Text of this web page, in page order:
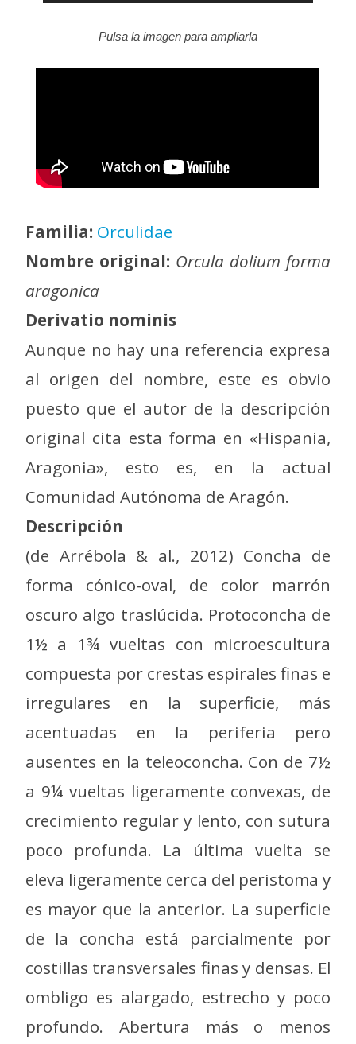
Pulsa la imagen para ampliarla
Familia: Orculidae
Nombre original: Orcula dolium forma
aragonica
Derivatio nominis
Aunque no hay una referencia expresa
al origen del nombre, este es obvio
puesto que el autor de la descripción
original cita esta forma en «Hispania,
Aragonia», esto es, en la actual
Comunidad Autónoma de Aragón.
Descripción
(de Arrébola & al., 2012) Concha de
forma cónico-oval, de color marrón
oscuro algo traslúcida. Protoconcha de
1½ a 1¾ vueltas con microescultura
compuesta por crestas espirales finas e
irregulares en la superficie, más
acentuadas en la periferia pero
ausentes en la teleoconcha. Con de 7½
a 9¼ vueltas ligeramente convexas, de
crecimiento regular y lento, con sutura
poco profunda. La última vuelta se
eleva ligeramente cerca del peristoma y
es mayor que la anterior. La superficie
de la concha está parcialmente por
costillas transversales finas y densas. El
ombligo es alargado, estrecho y poco
profundo. Abertura más o menos